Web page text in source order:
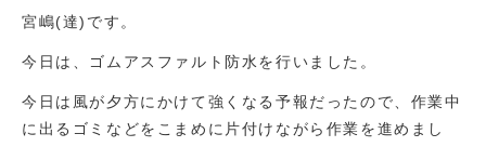
宮嶋(達)です。
今日は、ゴムアスファルト防水を行いました。
今日は風が夕方にかけて強くなる予報だったので、作業中
に出るゴミなどをこまめに片付けながら作業を進めまし